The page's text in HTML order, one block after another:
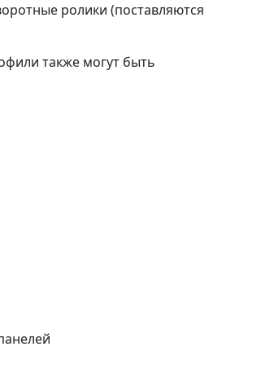
ролики (поставляются
также могут быть